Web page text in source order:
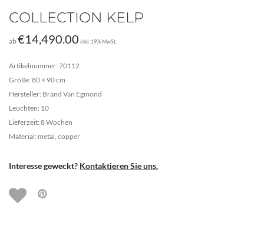
COLLECTION KELP
ab€14,490.00 inkl. 19% MwSt.
Artikelnummer: 70112
Größe: 80 × 90 cm
Hersteller: Brand Van Egmond
Leuchten: 10
Lieferzeit: 8 Wochen
Material: metal, copper
Interesse geweckt? Kontaktieren Sie uns.